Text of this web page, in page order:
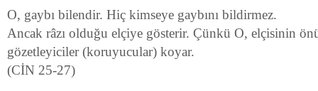
O, gaybı bilendir. Hiç kimseye gaybını bildirmez.
Ancak râzı olduğu elçiye gösterir. Çünkü O, elçisinin
gözetleyiciler (koruyucular) koyar.
(CİN 25-27)